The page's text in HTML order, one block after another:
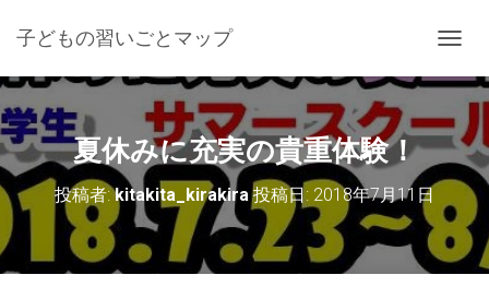
子どもの習いごとマップ
ビ
ー
シ
ン
を
切
り
替
夏休みに充実の貴重体験！
投稿者:kitakita_kirakira投稿日: 2018年7月11日